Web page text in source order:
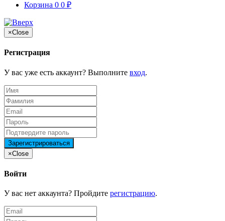
Корзина 0 0 ₽
×Close
Регистрация
У вас уже есть аккаунт? Выполните вход.
×Close
Войти
У вас нет аккаунта? Пройдите регистрацию.